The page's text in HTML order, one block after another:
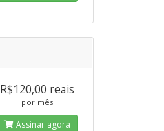
R$120,00 reais
por mês
Assinar agora